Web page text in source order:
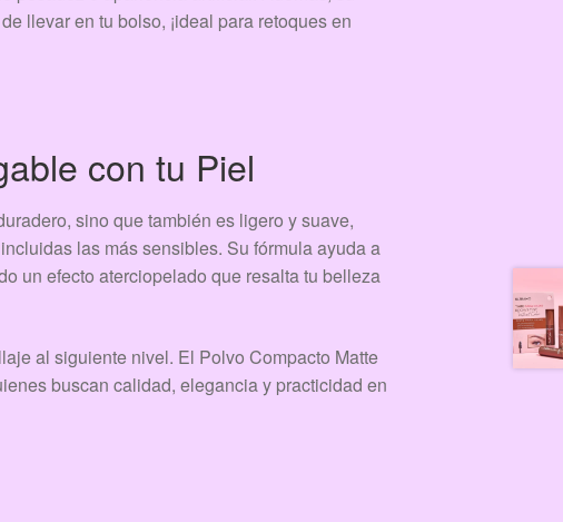
llevar en tu bolso, ¡ideal para retoques en
con tu Piel
sino que también es ligero y suave,
las más sensibles. Su fórmula ayuda a
un efecto aterciopelado que resalta tu belleza
al siguiente nivel. El Polvo Compacto Matte
buscan calidad, elegancia y practicidad en